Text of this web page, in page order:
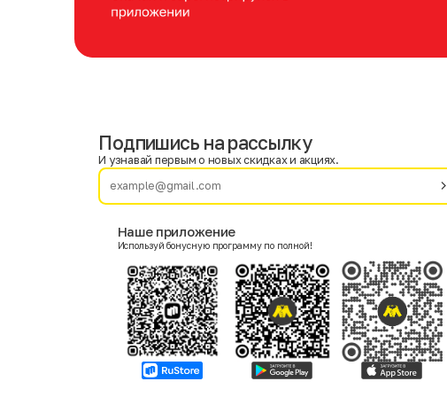
Фамилия
Женский
Согласие на получение чеков по электронной почте
Подпишись на рассылку
И узнавай первым о новых скидках и акциях.
Наше приложение
Используй бонусную программу по полной!